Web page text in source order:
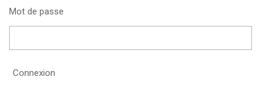
Mot de passe
Connexion